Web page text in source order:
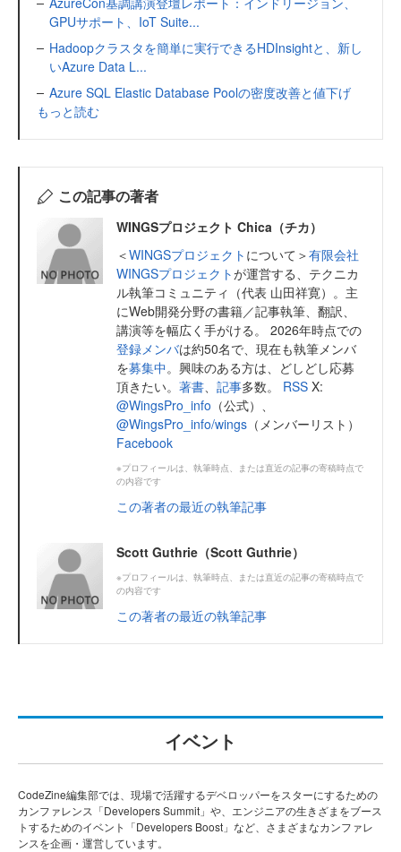
GPUサポート、IoT Suite...
Hadoopクラスタを簡単に実行できるHDInsightと、新し
いAzure Data L...
Azure SQL Elastic Database Poolの密度改善と値下げ
もっと読む
この記事の著者
WINGSプロジェクト Chica（チカ）
＜WINGSプロジェクト について＞有限会社
WINGSプロジェクトが運営する、テクニカ
ル執筆コミュニティ（代表 山田祥寛）。主
にWeb開発分野の書籍／記事執筆、翻訳、
講演等を幅広く手がける。 2026年時点での
登録メンバは約50名で、現在も執筆メンバ
を募集中。興味のある方は、どしどし応募
頂きたい。 著書、 記事多数。 RSS X:
@WingsPro_info （公式）、
@WingsPro_info/wings （メンバーリスト）
Facebook
※プロフィールは、執筆時点、または直近の記事の寄稿時点で
の内容です
この著者の最近の執筆記事
Scott Guthrie（Scott Guthrie）
※プロフィールは、執筆時点、または直近の記事の寄稿時点で
の内容です
この著者の最近の執筆記事
イベント
CodeZine編集部では、現場で活躍するデベロッパーをスターにするための
カンファレンス「Developers Summit」や、エンジニアの生きざまをブース
トするためのイベント「Developers Boost」など、さまざまなカンファレ
ンスを企画・運営しています。